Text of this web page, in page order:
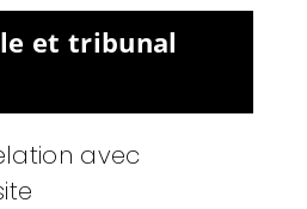
et tribunal
avec